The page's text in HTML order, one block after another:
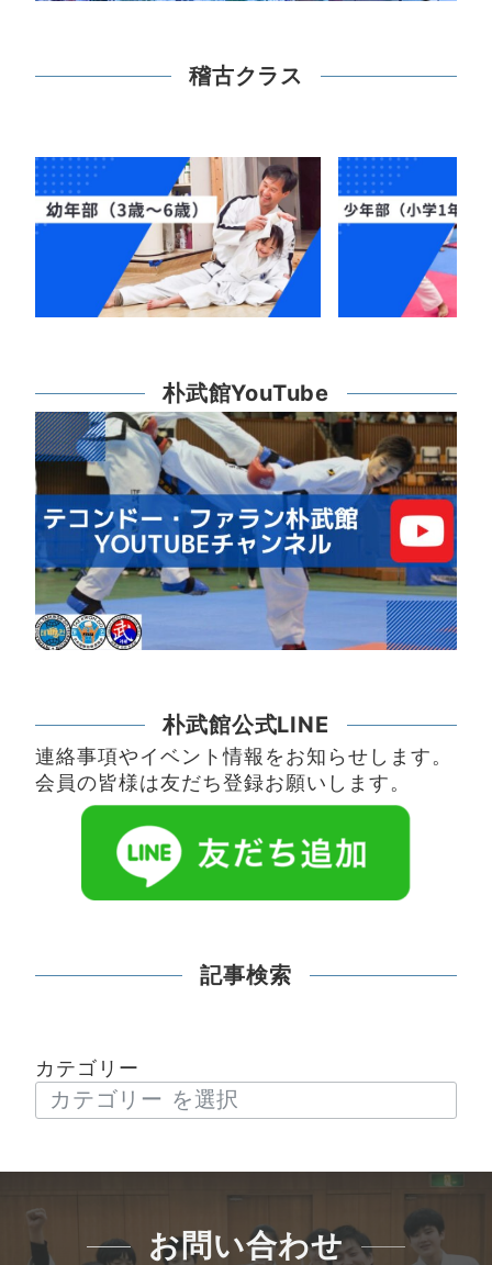
稽古クラス
朴武館YouTube
朴武館公式LINE
連絡事項やイベント情報をお知らせします。
会員の皆様は友だち登録お願いします。
記事検索
カテゴリー
お問い合わせ